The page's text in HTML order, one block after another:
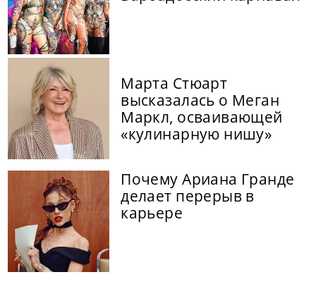
Марта Стюарт
высказалась о Меган
Маркл, осваивающей
«кулинарную нишу»
Почему Ариана Гранде
делает перерыв в
карьере